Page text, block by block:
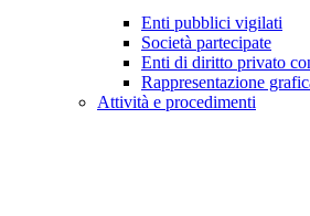
Enti pubblici vigilati
Società partecipate
Enti di diritto privato
Rappresentazione
Attività e procedimenti